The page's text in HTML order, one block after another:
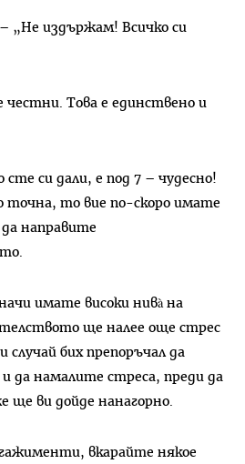
„Не издържам! Всичко си
Това е единствено и
си дали, е под 7 – чудесно!
точна, то вие по-скоро имате
направите
имате високи нивà на
ще налее още стрес
бих препоръчал да
да намалите стреса, преди да
ви дойде нанагорно.
вкарайте някое